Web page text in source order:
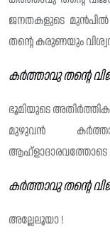
ജനതകളുടെ മുൻപിൽ
തന്റെ കരുണയും
കർത്താവു തന്റെ
ഭൂമിയുടെ
മുഴുവൻ
കർത്താവു തന്റെ
അല്ലേലൂയാ !